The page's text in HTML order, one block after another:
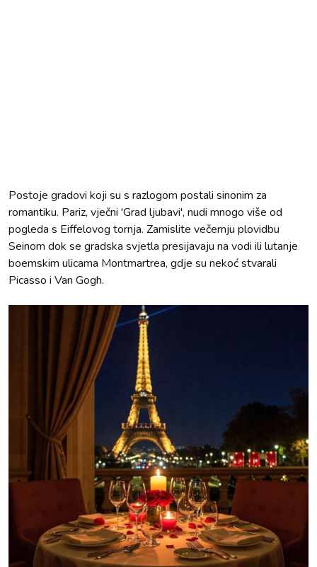
Postoje gradovi koji su s razlogom postali sinonim za
romantiku. Pariz, vječni 'Grad ljubavi', nudi mnogo više od
pogleda s Eiffelovog tornja. Zamislite večernju plovidbu
Seinom dok se gradska svjetla presijavaju na vodi ili lutanje
boemskim ulicama Montmartrea, gdje su nekoć stvarali
Picasso i Van Gogh.